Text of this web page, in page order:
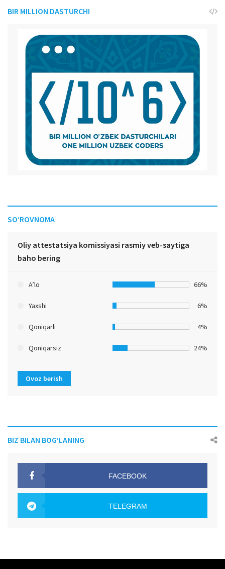
BIR MILLION DASTURCHI
SO‘ROVNOMA
Oliy attestatsiya komissiyasi rasmiy veb-saytiga
baho bering
A’lo 66%
Yaxshi 6%
Qoniqarli 4%
Qoniqarsiz 24%
Ovoz berish
BIZ BILAN BOG‘LANING
FACEBOOK
TELEGRAM